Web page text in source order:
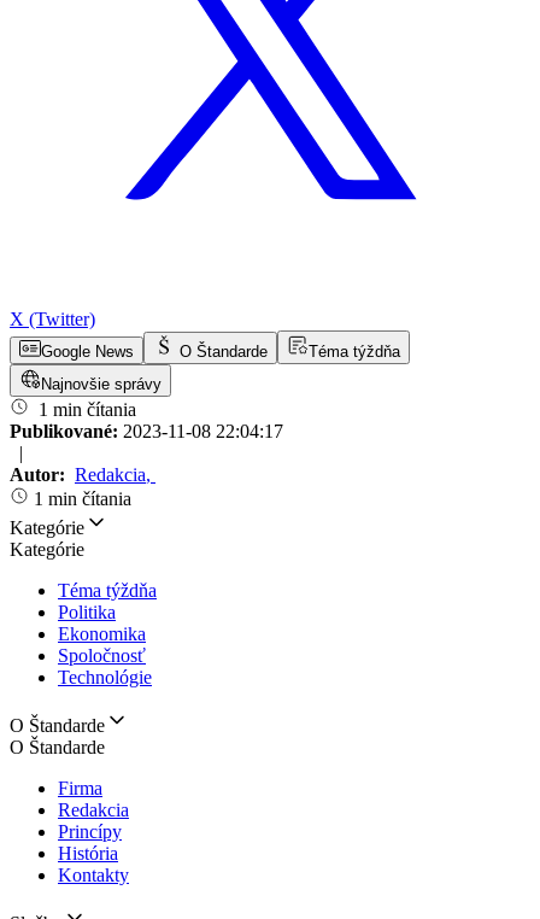
X (Twitter)
Google News O Štandarde
Téma týždňa
Najnovšie správy
1 min čítania
Publikované: 2023-11-08 22:04:17
|
Autor: Redakcia,
1 min čítania
Kategórie
Kategórie
Téma týždňa
Politika
Ekonomika
Spoločnosť
Technológie
O Štandarde
O Štandarde
Firma
Redakcia
Princípy
História
Kontakty